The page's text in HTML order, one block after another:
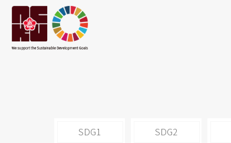
SDG1 SDG2